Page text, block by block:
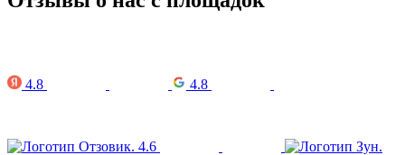
4.8 4.8
4.6